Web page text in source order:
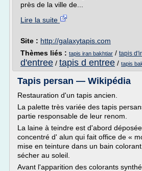
près de la ville de...
Lire la suite
Site : http://galaxytapis.com
Thèmes liés : tapis iran bakhtiar / tapis
d'entree / tapis d entree / tapis
Tapis persan — Wikipédia
Restauration d'un tapis ancien.
La palette très variée des tapis
partie responsable de leur renom.
La laine à teindre est d'abord
concentré d' alun qui fait office de «
mise en teinture dans un bain
sécher au soleil.
Avant l'apparition des colorants